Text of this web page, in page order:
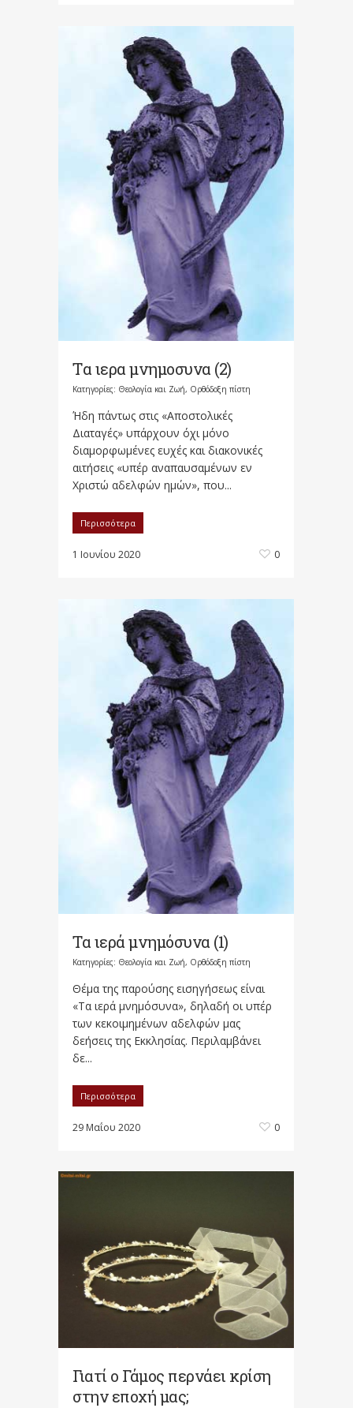
Tα ιερα μνημοσυνα (2)
Κατηγορίες: Θεολογία και Ζωή, Ορθόδοξη πίστη
Ήδη πάντως στις «Αποστολικές
Διαταγές» υπάρχουν όχι μόνο
διαμορφωμένες ευχές και διακονικές
αιτήσεις «υπέρ αναπαυσαμένων εν
Χριστώ αδελφών ημών», που...
Περισσότερα
1 Ιουνίου 2020 0
Τα ιερά μνημόσυνα (1)
Κατηγορίες: Θεολογία και Ζωή, Ορθόδοξη πίστη
Θέμα της παρούσης εισηγήσεως είναι
«Τα ιερά μνημόσυνα», δηλαδή οι υπέρ
των κεκοιμημένων αδελφών μας
δεήσεις της Εκκλησίας. Περιλαμβάνει
δε...
Περισσότερα
29 Μαΐου 2020 0
Γιατί ο Γάμος περνάει κρίση
στην εποχή μας;